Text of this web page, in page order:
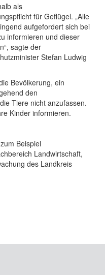
als
für Geflügel. „Alle
aufgefordert sich bei
informieren und dieser
sagte der
Stefan Ludwig
Bevölkerung, ein
den
Tiere nicht anzufassen.
Kinder informieren.
Beispiel
Landwirtschaft,
des Landkreis